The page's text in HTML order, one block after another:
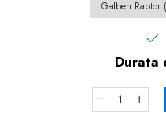
Durata